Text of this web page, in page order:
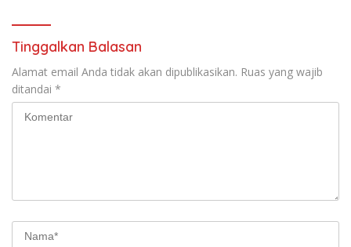
Tinggalkan Balasan
Alamat email Anda tidak akan dipublikasikan. Ruas yang wajib
ditandai *